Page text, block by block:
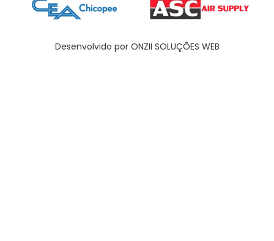
Desenvolvido por ONZII SOLUÇÕES WEB